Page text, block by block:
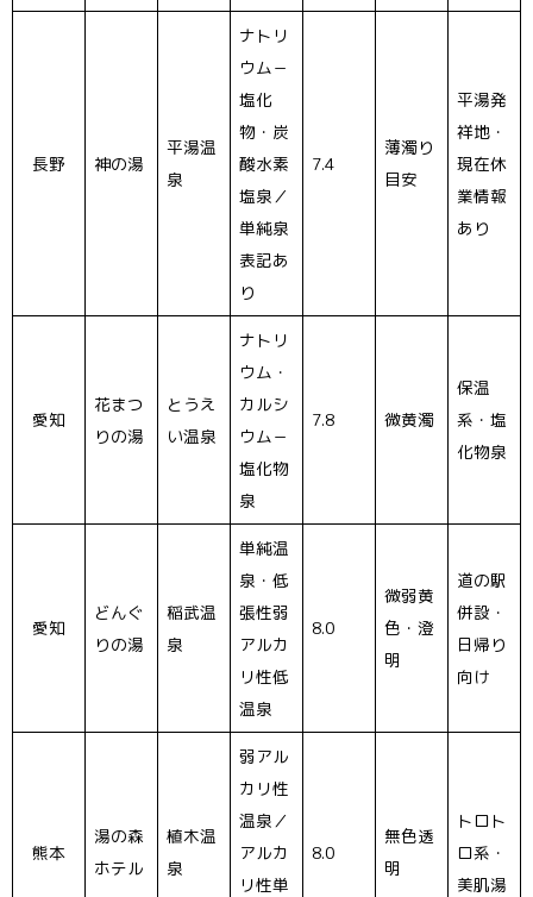
長野 神の湯
平湯温
泉
ナトリ
ウム－
塩化
物・炭
酸水素
塩泉／
単純泉
表記あ
り
7.4
薄濁り
目安
平湯発
祥地・
現在休
業情報
あり
愛知
花まつ
りの湯
とうえ
い温泉
ナトリ
ウム・
カルシ
ウム－
塩化物
泉
7.8 微黄濁
保温
系・塩
化物泉
愛知
どんぐ
りの湯
稲武温
泉
単純温
泉・低
張性弱
アルカ
リ性低
温泉
8.0
微弱黄
色・澄
明
道の駅
併設・
日帰り
向け
熊本
湯の森
ホテル
植木温
泉
弱アル
カリ性
温泉／
アルカ
リ性単
8.0
無色透
明
トロト
ロ系・
美肌湯